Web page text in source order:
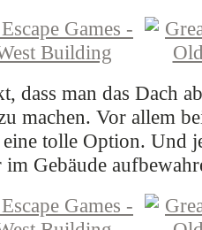
dass man das Dach
machen. Vor allem
tolle Option. Und
im Gebäude